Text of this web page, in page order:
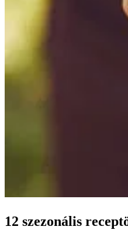
12 szezonális